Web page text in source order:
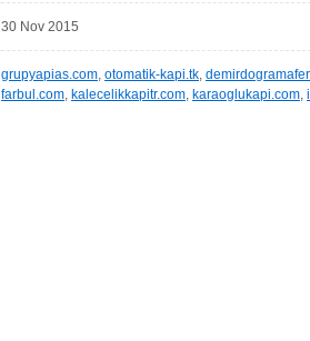
30 Nov 2015
grupyapias.com, otomatik-kapi.tk,
farbul.com, kalecelikkapitr.com, karaoglukapi.com,